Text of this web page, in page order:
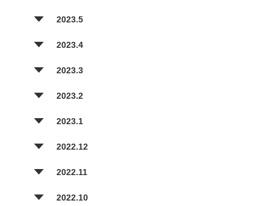
2023.5
2023.4
2023.3
2023.2
2023.1
2022.12
2022.11
2022.10